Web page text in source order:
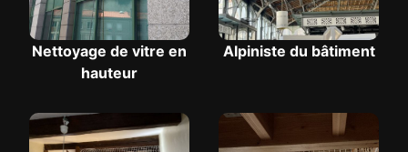
Nettoyage de vitre en
hauteur
Alpiniste du bâtiment